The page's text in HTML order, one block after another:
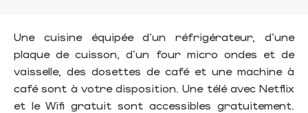
Une cuisine équipée d'un réfrigérateur, d’une
plaque de cuisson, d’un four micro ondes et de
vaisselle, des dosettes de café et une machine à
café sont à votre disposition. Une télé avec Netflix
et le Wifi gratuit sont accessibles gratuitement.